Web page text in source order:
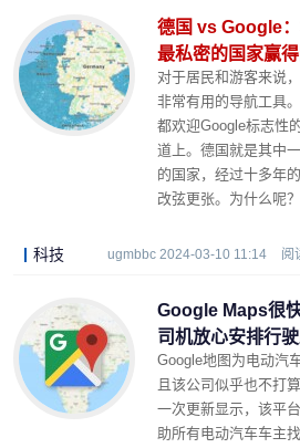
德国 vs Google
最私密的国家赢
对于居民和游客来说
非常有用的导航工具
都欢迎Google标志性
道上。德国就是其中
的国家，经过十多年
改弦更张。为什么呢？
科技 ugmbbc 2024-03-10 11:14 阅
Google Maps很
司机放心安排行
Google地图为电动汽
且该公司似乎也不打
一次更新显示，该平
助所有电动汽车车主